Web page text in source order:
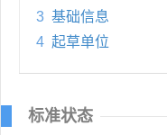
3 基础信息
4 起草单位
标准状态